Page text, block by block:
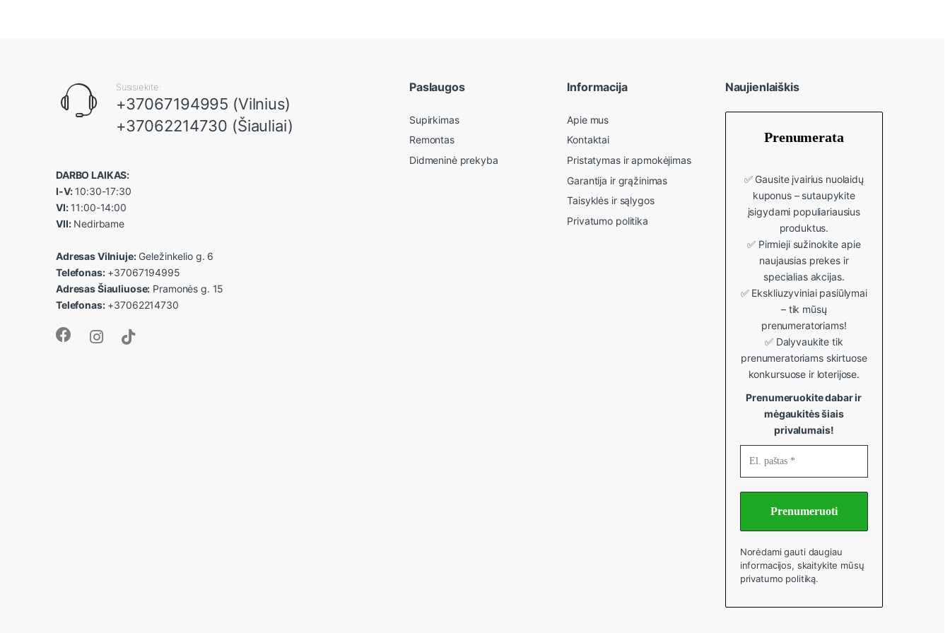
Susisiekite:
+37067194995 (Vilnius)
+37062214730 (Šiauliai)
DARBO LAIKAS:
I-V:10:30-17:30
VI:11:00-14:00
VII:Nedirbame
Adresas Vilniuje:Geležinkelio g. 6
Telefonas:+37067194995
Adresas Šiauliuose: Pramonės g. 15
Telefonas:+37062214730
Paslaugos
Supirkimas
Remontas
Didmeninė prekyba
Informacija
Apie mus
Kontaktai
Pristatymas ir apmokėjimas
Garantija ir grąžinimas
Taisyklės ir sąlygos
Privatumo politika
Naujienlaiškis
Prenumerata
✅ Gausite įvairius nuolaidų
kuponus – sutaupykite
įsigydami populiariausius
produktus.
✅ Pirmieji sužinokite apie
naujausias prekes ir
specialias akcijas.
✅ Ekskliuzyviniai pasiūlymai
– tik mūsų
prenumeratoriams!
✅ Dalyvaukite tik
prenumeratoriams skirtuose
konkursuose ir loterijose.
Prenumeruokite dabar ir
mėgaukitės šiais
privalumais!
Norėdami gauti daugiau
informacijos, skaitykite mūsų
privatumo politiką.